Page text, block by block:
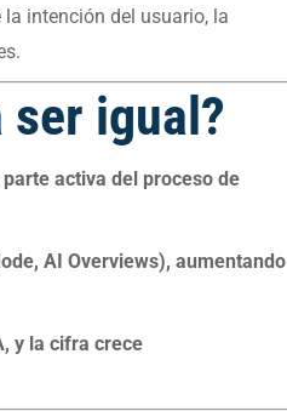
intención del usuario, la
ser igual?
activa del proceso de
AI Overviews), aumentando
y la cifra crece